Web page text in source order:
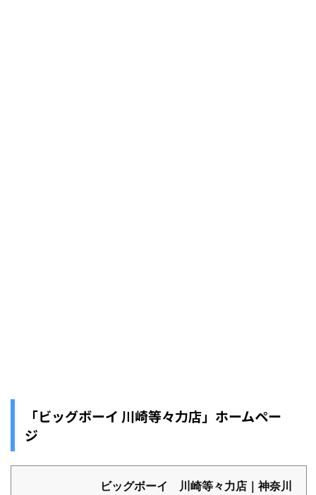
「ビッグボーイ 川崎等々力店」ホームペー
ジ
ビッグボーイ 川崎等々力店｜神奈川